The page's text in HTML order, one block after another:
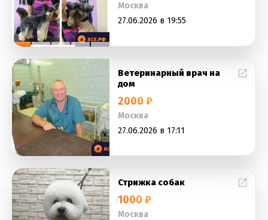
Москва
27.06.2026 в 19:55
Ветеринарный врач на
дом
2000 ₽
Москва
27.06.2026 в 17:11
Стрижка собак
1000 ₽
Москва